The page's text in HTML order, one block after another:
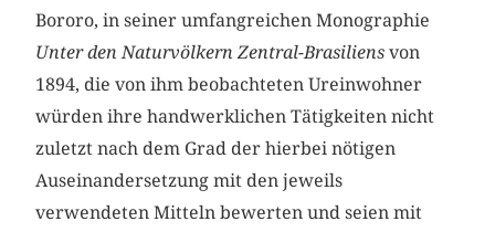
Bororo, in seiner umfangreichen Monographie
Unter den Naturvölkern Zentral-Brasiliensvon
1894, die von ihm beobachteten Ureinwohner
würden ihre handwerklichen Tätigkeiten nicht
zuletzt nach dem Grad der hierbei nötigen
Auseinandersetzung mit den jeweils
verwendeten Mitteln bewerten und seien mit